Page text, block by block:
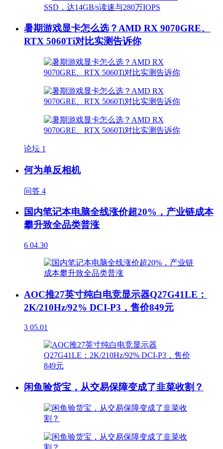
暑期游戏显卡怎么选？AMD RX 9070GRE、
RTX 5060Ti对比实测告诉你
论坛 1
何为单反相机
问答 4
国内笔记本电脑全线涨价超20%，产业链成本
攀升致全品类普涨
6 04.30
AOC推27英寸纯白电竞显示器Q27G41LE：
2K/210Hz/92% DCI-P3，售价849元
3 05.01
闲鱼验货宝，从交易保障变成了韭菜收割？